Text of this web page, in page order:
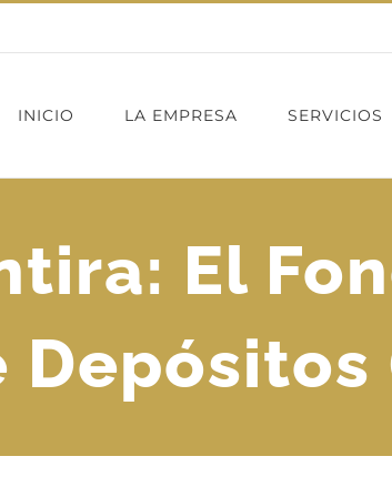
INICIO LA EMPRESA SERVICIOS
El
Depósitos